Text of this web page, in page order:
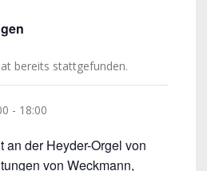
bereits stattgefunden.
- 18:00
an der Heyder-Orgel von
von Weckmann,